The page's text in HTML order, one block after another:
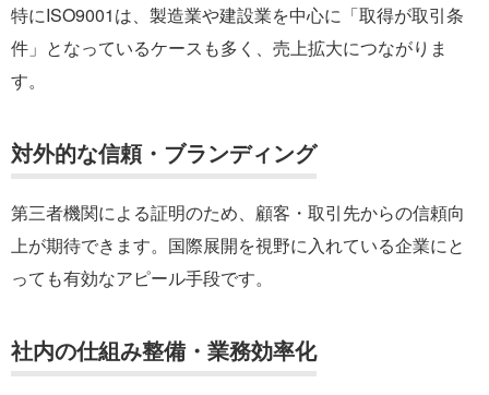
特にISO9001は、製造業や建設業を中心に「取得が取引条
件」となっているケースも多く、売上拡大につながりま
す。
対外的な信頼・ブランディング
第三者機関による証明のため、顧客・取引先からの信頼向
上が期待できます。国際展開を視野に入れている企業にと
っても有効なアピール手段です。
社内の仕組み整備・業務効率化